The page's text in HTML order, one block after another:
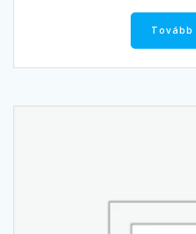
Tovább